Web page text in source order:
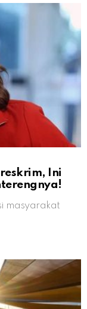
Ini
masyarakat